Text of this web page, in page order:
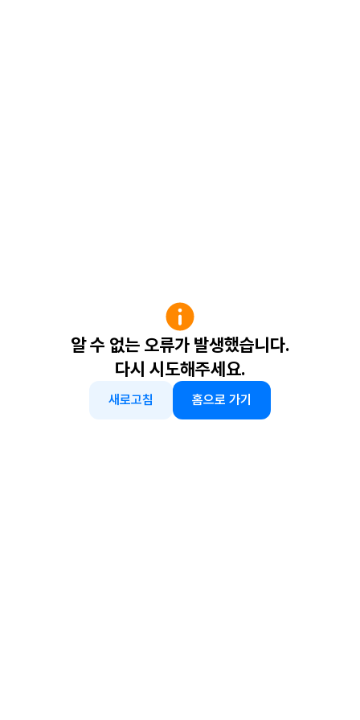
알 수 없는 오류가 발생했습니다.
다시 시도해주세요.
새로고침 홈으로 가기